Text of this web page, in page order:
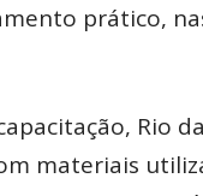
prático,
Rio
materiais